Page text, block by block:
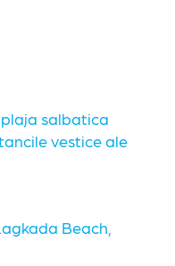
salbatica
vestice ale
Beach,